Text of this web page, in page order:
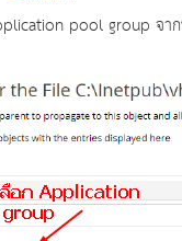
pool group จ